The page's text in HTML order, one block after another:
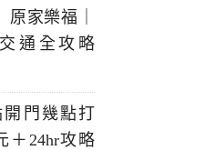
原家樂福｜
通全攻略
開門幾點打
＋24hr攻略